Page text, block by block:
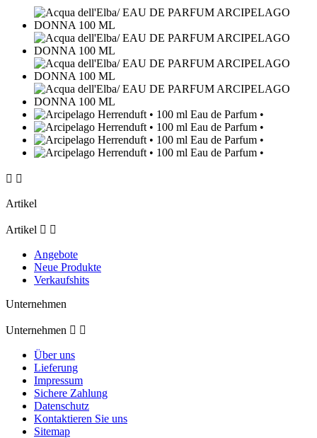
 
Artikel
Artikel  
Angebote
Neue Produkte
Verkaufshits
Unternehmen
Unternehmen  
Über uns
Lieferung
Impressum
Sichere Zahlung
Datenschutz
Kontaktieren Sie uns
Sitemap